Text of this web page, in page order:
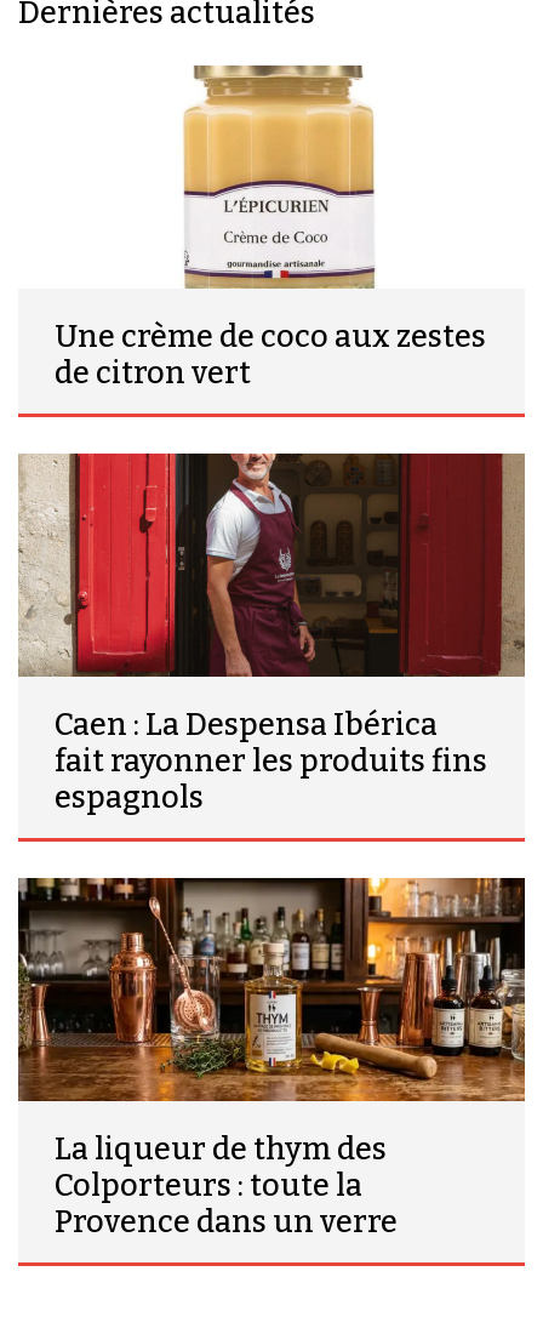
Dernières actualités
Une crème de coco aux zestes
de citron vert
Caen : La Despensa Ibérica
fait rayonner les produits fins
espagnols
La liqueur de thym des
Colporteurs : toute la
Provence dans un verre